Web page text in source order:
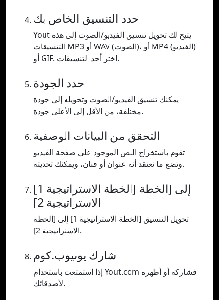
حدد التنسيق الخاص بك
Yout يتيح لك تحويل تنسيق الفيديو/الصوت إلى هذه
التنسيقات MP3 أو WAV (الصوت)، أو MP4 (الفيديو)
أو GIF. اختر أحد التنسيقات.
حدد الجودة
يمكنك تنسيق الفيديو/الصوت وتحويله إلى جودة
مختلفة، من الأقل إلى الأعلى جودة.
التحقق من البيانات الوصفية
تقوم باستخراج النص الموجود على صفحة الفيديو
وتضع ما نعتقد أنه عنوان أو فنان، ويمكنك تحديثه.
[الخطة الاستراتيجية 1] إلى [الخطة
الاستراتيجية 2]
تحويل التنسيق [الخطة الاستراتيجية 1] إلى [الخطة
الاستراتيجية 2].
شارك يوتيوب.كوم
إذا استمتعت باستخدام Yout.com فشاركه أو أظهره
لأصدقائك.